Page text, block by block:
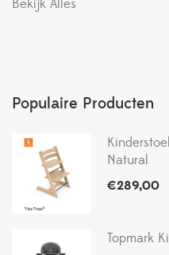
Bekijk Alles
Populaire Producten
Natural
€289,00
Topmark